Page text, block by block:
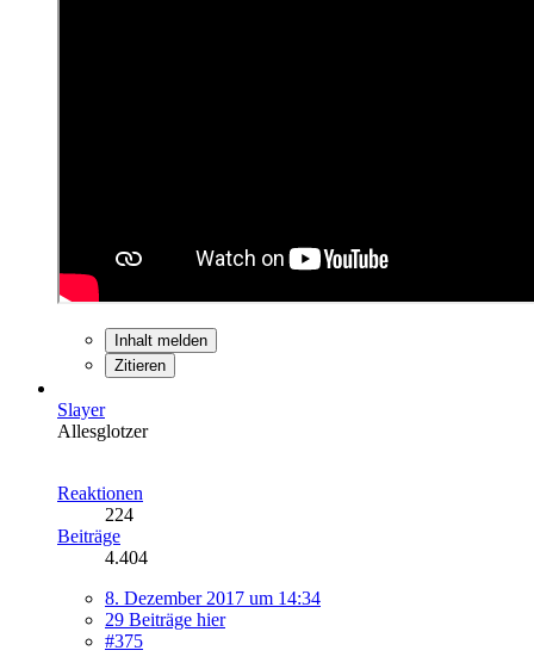
Inhalt melden
Zitieren
Slayer
Allesglotzer
Reaktionen
224
Beiträge
4.404
8. Dezember 2017 um 14:34
29 Beiträge hier
#375